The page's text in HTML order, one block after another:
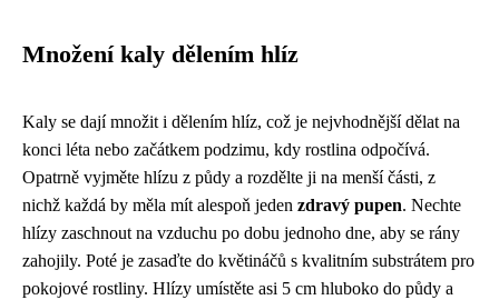
Množení kaly dělením hlíz
Kaly se dají množit i dělením hlíz, což je nejvhodnější dělat na
konci léta nebo začátkem podzimu, kdy rostlina odpočívá.
Opatrně vyjměte hlízu z půdy a rozdělte ji na menší části, z
nichž každá by měla mít alespoň jeden zdravý pupen. Nechte
hlízy zaschnout na vzduchu po dobu jednoho dne, aby se rány
zahojily. Poté je zasaďte do květináčů s kvalitním substrátem pro
pokojové rostliny. Hlízy umístěte asi 5 cm hluboko do půdy a